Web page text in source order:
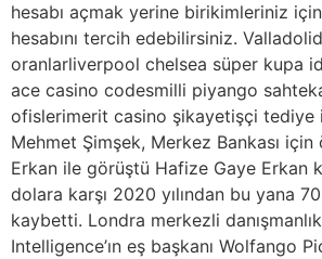
hesabı açmak yerine birikimleriniz
hesabını tercih edebilirsiniz.
oranlarliverpool chelsea süper kupa
ace casino codesmilli piyango
ofislerimerit casino şikayetişçi tediye
Mehmet Şimşek, Merkez Bankası
Erkan ile görüştü Hafize Gaye Erkan
dolara karşı 2020 yılından bu yana
kaybetti. Londra merkezli
Intelligence’ın eş başkanı Wolfango